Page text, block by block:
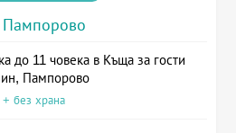
Пампорово
до 11 човека в Къща за гости
Пампорово
+ без храна